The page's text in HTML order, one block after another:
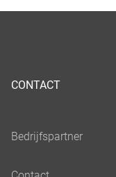
CONTACT